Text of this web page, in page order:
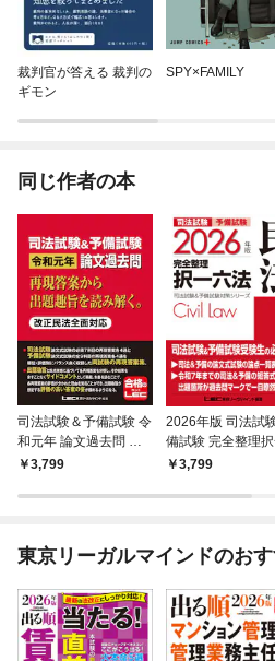
裁判官が答える 裁判の
ギモン
SPY×FAMILY
同じ作者の本
司法試験＆予備試験 令
和元年 論文過去問 再
現答案から出題趣旨を
3,799
2026年版 司法試
備試験 完全整理
法 民法
3,799
東京リーガルマインドのお